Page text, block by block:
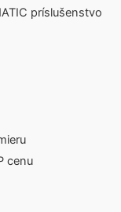
príslušenstvo
cenu